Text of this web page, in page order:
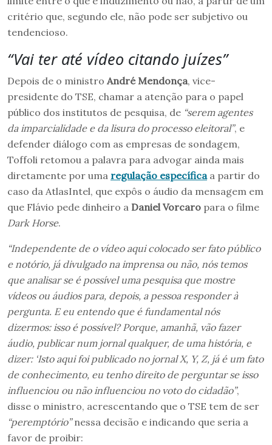
critério que, segundo ele, não pode ser subjetivo ou
tendencioso.
“Vai ter até vídeo citando juízes”
Depois de o ministro André Mendonça, vice-
presidente do TSE, chamar a atenção para o papel
público dos institutos de pesquisa, de “serem agentes
da imparcialidade e da lisura do processo eleitoral”, e
defender diálogo com as empresas de sondagem,
Toffoli retomou a palavra para advogar ainda mais
diretamente por uma regulação específicaa partir do
caso da AtlasIntel, que expôs o áudio da mensagem em
que Flávio pede dinheiro a Daniel Vorcaro para o filme
Dark Horse.
“Independente de o vídeo aqui colocado ser fato público
e notório, já divulgado na imprensa ou não, nós temos
que analisar se é possível uma pesquisa que mostre
vídeos ou áudios para, depois, a pessoa responder à
pergunta. E eu entendo que é fundamental nós
dizermos: isso é possível? Porque, amanhã, vão fazer
áudio, publicar num jornal qualquer, de uma história, e
dizer: ‘Isto aqui foi publicado no jornal X, Y, Z, já é um fato
de conhecimento, eu tenho direito de perguntar se isso
influenciou ou não influenciou no voto do cidadão”,
disse o ministro, acrescentando que o TSE tem de ser
“peremptório”nessa decisão e indicando que seria a
favor de proibir: